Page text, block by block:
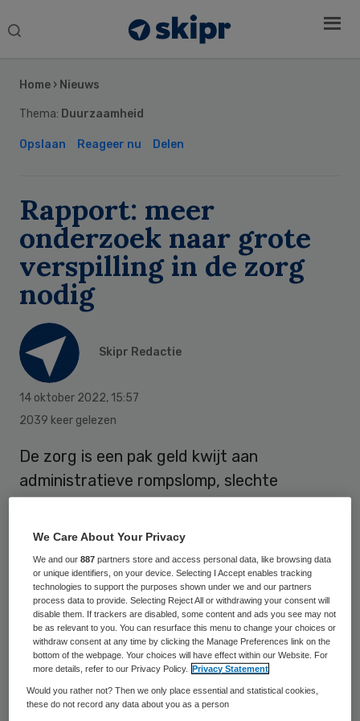
Search
Home › Nieuws
Thema: Duurzaamheid
Opslaan Reageer nu Delen
Rapport: meer
onderzoek naar grote
verspilling in de zorg
nodig
Skipr Redactie
14 oktober 2022, 15:57
2039 keer gelezen
De zorg is een pak geld kwijt aan
administratieve rompslomp, slechte
kwakkelen, falende coördinatie die onder
meer kan leiden tot overbehandeling,
fraude en markten die de prijzen opdrijven,
kortom aan allemaal dingen waar de patiënt
in ieder geval niks aan heeft. En die dingen
hebben ook nog eens met elkaar te maken,
dus moeten ze volgens de onderzoekers
ook samen worden aangepakt. Dat
Sidebar
We Care About Your Privacy
We and our887 partners store and access personal data, like browsing data
or unique identifiers, on your device. Selecting I Accept enables tracking
technologies to support the purposes shown under we and our partners
process data to provide. Selecting Reject All or withdrawing your consent will
disable them. If trackers are disabled, some content and ads you see may not
be as relevant to you. You can resurface this menu to change your choices or
withdraw consent at any time by clicking the Manage Preferences link on the
bottom of the webpage. Your choices will have effect within our Website. For
more details, refer to our Privacy Policy.
Privacy Statement
Would you rather not? Then we only place essential and statistical cookies,
these do not record any data about you as a person